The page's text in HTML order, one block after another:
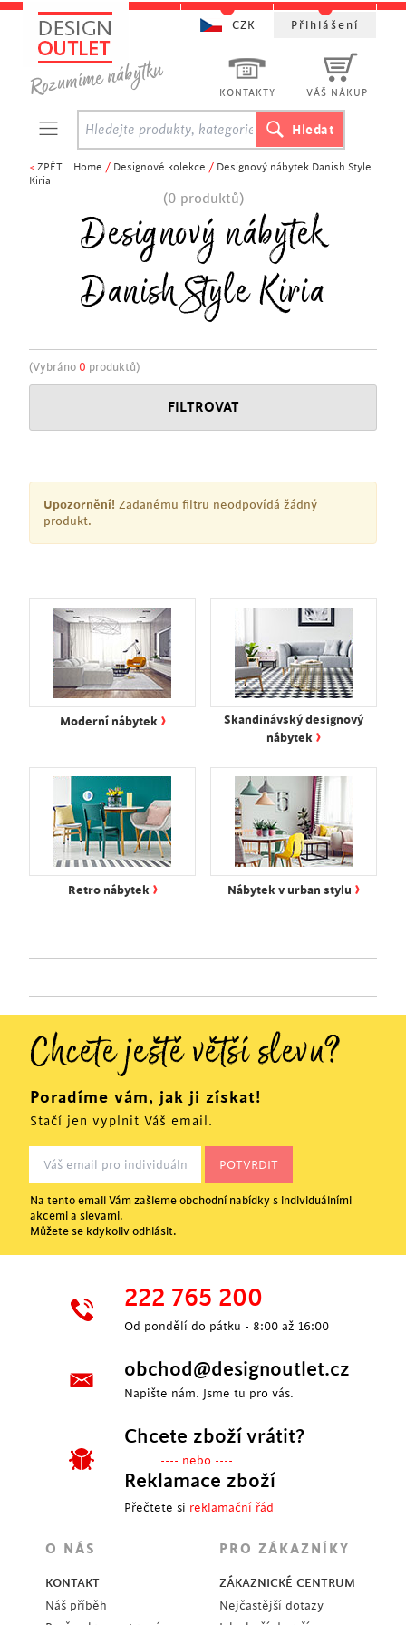
< ZPĚT Home / Designové kolekce / Designový nábytek Danish Style
Kiria
(0 produktů)
Designový nábytek
Danish Style Kiria
(Vybráno 0 produktů)
FILTROVAT
Upozornění! Zadanému filtru neodpovídá žádný
produkt.
Moderní nábytek ›
Skandinávský designový
nábytek ›
Retro nábytek › Nábytek v urban stylu ›
KONTAKTY VÁŠ NÁKUP
CZK Přihlášení
Chcete ještě větší slevu?
Poradíme vám, jak ji získat!
Stačí jen vyplnit Váš email.
Na tento email Vám zašleme obchodní nabídky s individuálními
akcemi a slevami.
Můžete se kdykoliv odhlásit.
222 765 200
Od pondělí do pátku - 8:00 až 16:00
obchod@designoutlet.cz
Napište nám. Jsme tu pro vás.
Chcete zboží vrátit?
---- nebo ----
Reklamace zboží
Přečtete si reklamační řád
O NÁS
KONTAKT
Náš příběh
PRO ZÁKAZNÍKY
ZÁKAZNICKÉ CENTRUM
Nejčastější dotazy